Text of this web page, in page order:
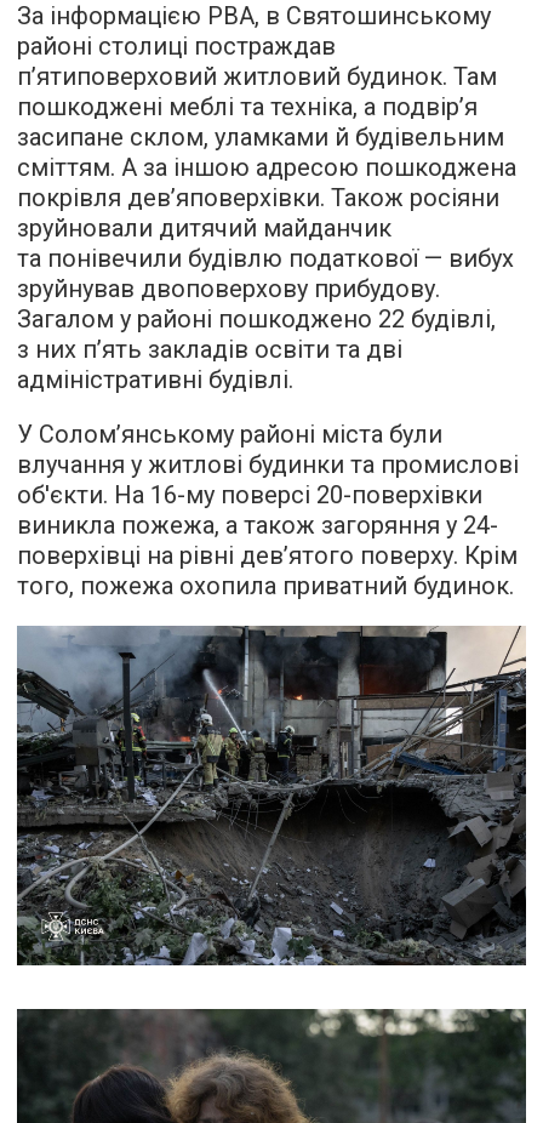
За інформацією РВА, в Святошинському
районі столиці постраждав
п’ятиповерховий житловий будинок. Там
пошкоджені меблі та техніка, а подвір’я
засипане склом, уламками й будівельним
сміттям. А за іншою адресою пошкоджена
покрівля дев’яповерхівки. Також росіяни
зруйновали дитячий майданчик
та понівечили будівлю податкової — вибух
зруйнував двоповерхову прибудову.
Загалом у районі пошкоджено 22 будівлі,
з них п’ять закладів освіти та дві
адміністративні будівлі.
У Солом’янському районі міста були
влучання у житлові будинки та промислові
об'єкти. На 16-му поверсі 20-поверхівки
виникла пожежа, а також загоряння у 24-
поверхівці на рівні дев’ятого поверху. Крім
того, пожежа охопила приватний будинок.